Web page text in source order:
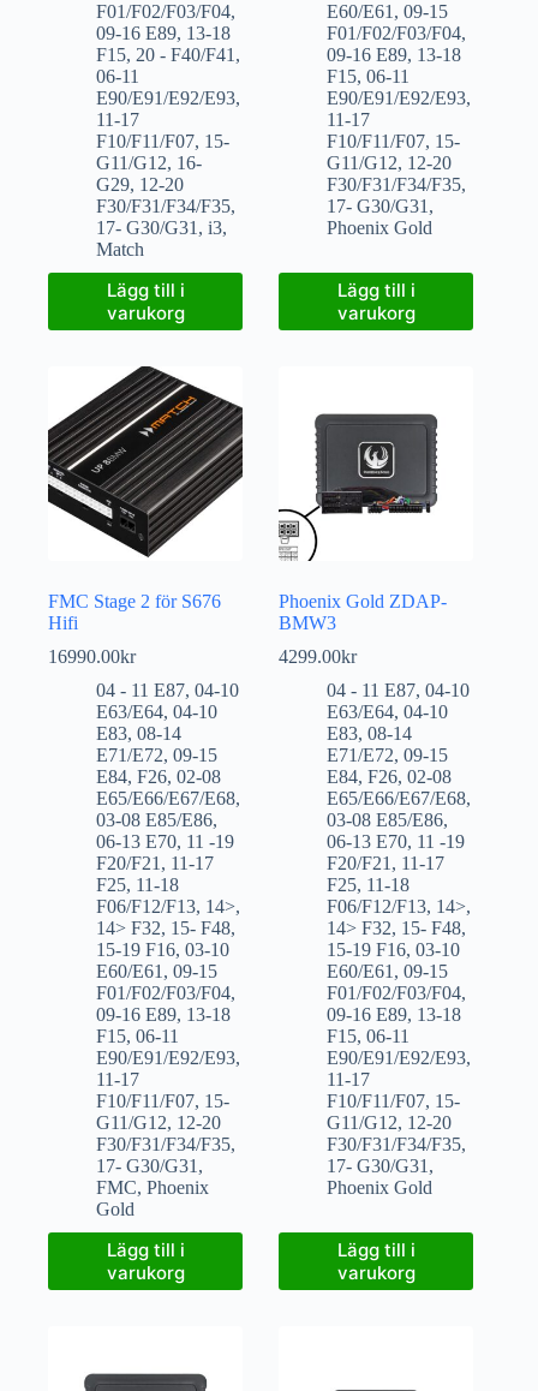
F01/F02/F03/F04,
09-16 E89, 13-18
F15, 20 - F40/F41 ,
06-11
E90/E91/E92/E93,
11-17
F10/F11/F07, 15-
G11/G12, 16-
G29, 12-20
F30/F31/F34/F35,
17- G30/G31 , i3,
Match
Lägg till i
varukorg
E60/E61 ,09-15
F01/F02/F03/F04,
09-16 E89, 13-18
F15,06-11
E90/E91/E92/E93,
11-17
F10/F11/F07, 15-
G11/G12, 12-20
F30/F31/F34/F35,
17- G30/G31 ,
Phoenix Gold
Lägg till i
varukorg
FMC Stage 2 för S676
Hifi
16990.00kr
04 - 11 E87, 04-10
E63/E64, 04-10
E83, 08-14
E71/E72, 09-15
E84, F26, 02-08
E65/E66/E67/E68,
03-08 E85/E86,
06-13 E70, 11 -19
F20/F21 , 11-17
F25, 11-18
F06/F12/F13, 14>,
14> F32, 15- F48,
15-19 F16, 03-10
E60/E61 , 09-15
F01/F02/F03/F04,
09-16 E89, 13-18
F15, 06-11
E90/E91/E92/E93,
11-17
F10/F11/F07, 15-
G11/G12, 12-20
F30/F31/F34/F35,
17- G30/G31 ,
FMC, Phoenix
Gold
Lägg till i
varukorg
Phoenix Gold ZDAP-
BMW3
4299.00kr
04 - 11 E87,04-10
E63/E64,04-10
E83,08-14
E71/E72,09-15
E84,F26,02-08
E65/E66/E67/E68,
03-08 E85/E86,
06-13 E70, 11 -19
F20/F21 , 11-17
F25, 11-18
F06/F12/F13, 14>,
14> F32, 15- F48,
15-19 F16,03-10
E60/E61 ,09-15
F01/F02/F03/F04,
09-16 E89, 13-18
F15,06-11
E90/E91/E92/E93,
11-17
F10/F11/F07, 15-
G11/G12, 12-20
F30/F31/F34/F35,
17- G30/G31 ,
Phoenix Gold
Lägg till i
varukorg